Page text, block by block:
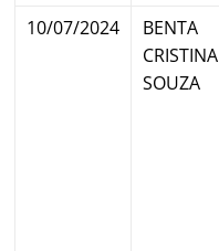
10/07/2024
BENTA
CRISTINA
SOUZA